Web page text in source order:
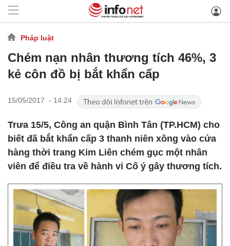
Pháp luật
Chém nạn nhân thương tích 46%, 3
kẻ côn đồ bị bắt khẩn cấp
15/05/2017 - 14:24
Trưa 15/5, Công an quận Bình Tân (TP.HCM) cho
biết đã bắt khẩn cấp 3 thanh niên xông vào cửa
hàng thời trang Kim Liên chém gục một nhân
viên để điều tra về hành vi Cố ý gây thương tích.